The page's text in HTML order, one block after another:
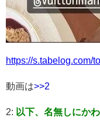
https://s.tabelog.com/
動画は>>2
2: 以下、名無しにか